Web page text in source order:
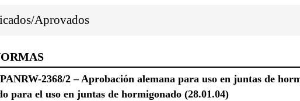
Aprovados
2368/2 – Aprobación alemana para uso en juntas de
para el uso en juntas de hormigonado (28.01.04)